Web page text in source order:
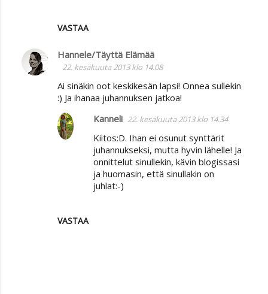
VASTAA
Hannele/Täyttä Elämää
22. kesäkuuta 2013 klo 14.08
Ai sinäkin oot keskikesän lapsi! Onnea sullekin
:) Ja ihanaa juhannuksen jatkoa!
VASTAA
Kanneli 22. kesäkuuta 2013 klo 14.34
Kiitos:D. Ihan ei osunut synttärit
juhannukseksi, mutta hyvin lähelle! Ja
onnittelut sinullekin, kävin blogissasi
ja huomasin, että sinullakin on
juhlat:-)